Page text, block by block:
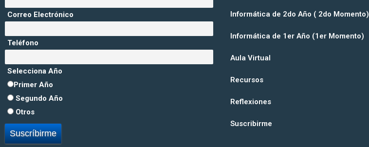
Correo Electrónico
Teléfono
Selecciona Año
Primer Año
Segundo Año
Otros
Informática de 2do Año ( 2do Momento)
Informática de 1er Año (1er Momento)
Aula Virtual
Recursos
Reflexiones
Suscribirme